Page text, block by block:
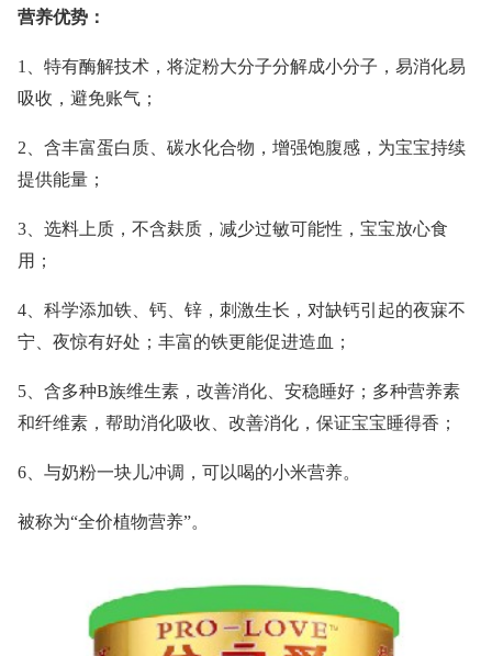
营养优势：
1、特有酶解技术，将淀粉大分子分解成小分子，易消化易
吸收，避免账气；
2、含丰富蛋白质、碳水化合物，增强饱腹感，为宝宝持续
提供能量；
3、选料上质，不含麸质，减少过敏可能性，宝宝放心食
用；
4、科学添加铁、钙、锌，刺激生长，对缺钙引起的夜寐不
宁、夜惊有好处；丰富的铁更能促进造血；
5、含多种B族维生素，改善消化、安稳睡好；多种营养素
和纤维素，帮助消化吸收、改善消化，保证宝宝睡得香；
6、与奶粉一块儿冲调，可以喝的小米营养。
被称为“全价植物营养”。